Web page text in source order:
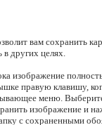
вам сохранить
в других целях.
изображение
правую клавишу,
меню.
изображение и
с сохраненными